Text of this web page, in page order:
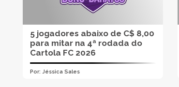
5 jogadores abaixo de C$ 8,00
para mitar na 4ª rodada do
Cartola FC 2026
Por: Jéssica Sales